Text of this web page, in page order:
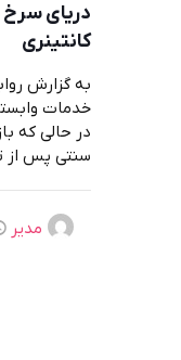
دریای سرخ
کانتینری
به گزارش
در حالی که
سنتی پس از
مدیر